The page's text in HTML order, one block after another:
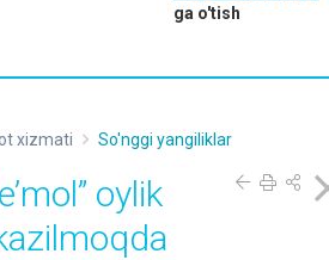
ga o'tish
xizmati So'nggi yangiliklar
oylik